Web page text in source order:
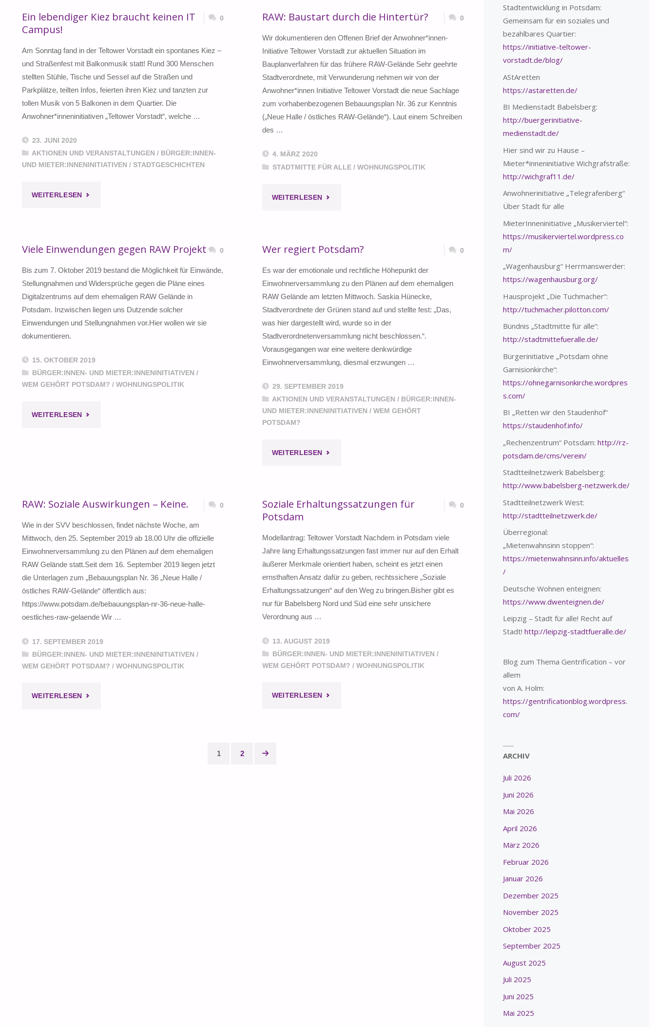
DIE
EIN
GESPANNTES
VERHÄLTNIS"
–
EINEM
ARTIKEL
UMS
Ein lebendiger Kiez braucht keinen IT
Campus!
0
Am Sonntag fand in der Teltower Vorstadt ein spontanes Kiez –
und Straßenfest mit Balkonmusik statt! Rund 300 Menschen
stellten Stühle, Tische und Sessel auf die Straßen und
Parkplätze, teilten Infos, feierten ihren Kiez und tanzten zur
tollen Musik von 5 Balkonen in dem Quartier. Die
Anwohner*inneninitiativen „Teltower Vorstadt“, welche …
23. JUNI 2020
AKTIONEN UND VERANSTALTUNGEN / BÜRGER:INNEN-
UND MIETER:INNENINITIATIVEN / STADTGESCHICHTEN
WEITERLESEN"EIN
KEINEN
IT
CAMPUS!"
RAW: Baustart durch die Hintertür? 0
Wir dokumentieren den Offenen Brief der Anwohner*innen-
Initiative Teltower Vorstadt zur aktuellen Situation im
Bauplanverfahren für das frühere RAW-Gelände Sehr geehrte
Stadtverordnete, mit Verwunderung nehmen wir von der
Anwohner*innen Initiative Teltower Vorstadt die neue Sachlage
zum vorhabenbezogenen Bebauungsplan Nr. 36 zur Kenntnis
(„Neue Halle / östliches RAW-Gelände“). Laut einem Schreiben
des …
4. MÄRZ 2020
STADTMITTE FÜR ALLE /WOHNUNGSPOLITIK
WEITERLESEN"RAW:
HINTERTÜR?"
Viele Einwendungen gegen RAW Projekt 0
Bis zum 7. Oktober 2019 bestand die Möglichkeit für Einwände,
Stellungnahmen und Widersprüche gegen die Pläne eines
Digitalzentrums auf dem ehemaligen RAW Gelände in
Potsdam. Inzwischen liegen uns Dutzende solcher
Einwendungen und Stellungnahmen vor.Hier wollen wir sie
dokumentieren.
15. OKTOBER 2019
BÜRGER:INNEN- UND MIETER:INNENINITIATIVEN /
WEM GEHÖRT POTSDAM? / WOHNUNGSPOLITIK
WEITERLESEN"VIELE
PROJEKT"
Wer regiert Potsdam? 0
Es war der emotionale und rechtliche Höhepunkt der
Einwohnerversammlung zu den Plänen auf dem ehemaligen
RAW Gelände am letzten Mittwoch. Saskia Hünecke,
Stadtverordnete der Grünen stand auf und stellte fest: „Das,
was hier dargestellt wird, wurde so in der
Stadtverordnetenversammlung nicht beschlossen.“.
Vorausgegangen war eine weitere denkwürdige
Einwohnerversammlung, diesmal erzwungen …
29. SEPTEMBER 2019
AKTIONEN UND VERANSTALTUNGEN / BÜRGER:INNEN-
UND MIETER:INNENINITIATIVEN / WEM GEHÖRT
POTSDAM?
WEITERLESEN"WER
RAW: Soziale Auswirkungen – Keine. 0
Wie in der SVV beschlossen, findet nächste Woche, am
Mittwoch, den 25. September 2019 ab 18.00 Uhr die offizielle
Einwohnerversammlung zu den Plänen auf dem ehemaligen
RAW Gelände statt.Seit dem 16. September 2019 liegen jetzt
die Unterlagen zum „Bebauungsplan Nr. 36 „Neue Halle /
östliches RAW-Gelände“ öffentlich aus:
https://www.potsdam.de/bebauungsplan-nr-36-neue-halle-
oestliches-raw-gelaende Wir …
17. SEPTEMBER 2019
BÜRGER:INNEN- UND MIETER:INNENINITIATIVEN /
WEM GEHÖRT POTSDAM? / WOHNUNGSPOLITIK
WEITERLESEN"RAW:
Soziale Erhaltungssatzungen für
Potsdam
0
Modellantrag: Teltower Vorstadt Nachdem in Potsdam viele
Jahre lang Erhaltungssatzungen fast immer nur auf den Erhalt
äußerer Merkmale orientiert haben, scheint es jetzt einen
ernsthaften Ansatz dafür zu geben, rechtssichere „Soziale
Erhaltungssatzungen“ auf den Weg zu bringen.Bisher gibt es
nur für Babelsberg Nord und Süd eine sehr unsichere
Verordnung aus …
13. AUGUST 2019
BÜRGER:INNEN- UND MIETER:INNENINITIATIVEN /
WEM GEHÖRT POTSDAM? / WOHNUNGSPOLITIK
WEITERLESEN"SOZIALE
1 2
Stadtentwicklung in Potsdam:
Gemeinsam für ein soziales und
bezahlbares Quartier:
https://initiative-teltower-
vorstadt.de/blog/
AStAretten
https://astaretten.de/
BI Medienstadt Babelsberg:
http://buergerinitiative-
medienstadt.de/
Hier sind wir zu Hause –
Mieter*inneninitiative Wichgrafstraße:
http://wichgraf11.de/
Anwohnerinitiative „Telegrafenberg“
Über Stadt für alle
MieterInneninitiative „Musikerviertel“:
https://musikerviertel.wordpress.co
m/
„Wagenhausburg“ Herrmanswerder:
https://wagenhausburg.org/
Hausprojekt „Die Tuchmacher“:
http://tuchmacher.pilotton.com/
Bündnis „Stadtmitte für alle“:
http://stadtmittefueralle.de/
Bürgerinitiative „Potsdam ohne
Garnisionkirche“:
https://ohnegarnisonkirche.wordpres
s.com/
BI „Retten wir den Staudenhof“
https://staudenhof.info/
„Rechenzentrum“ Potsdam: http://rz-
potsdam.de/cms/verein/
Stadtteilnetzwerk Babelsberg:
http://www.babelsberg-netzwerk.de/
Stadtteilnetzwerk West:
http://stadtteilnetzwerk.de/
Überregional:
„Mietenwahnsinn stoppen“:
https://mietenwahnsinn.info/aktuelles
/
Deutsche Wohnen enteignen:
https://www.dwenteignen.de/
Leipzig – Stadt für alle! Recht auf
Stadt! http://leipzig-stadtfueralle.de/
Blog zum Thema Gentrification – vor
allem
von A. Holm:
https://gentrificationblog.wordpress.
com/
ARCHIV
Juli 2026
Juni 2026
Mai 2026
April 2026
März 2026
Februar 2026
Januar 2026
Dezember 2025
November 2025
Oktober 2025
September 2025
August 2025
Juli 2025
Juni 2025
Mai 2025